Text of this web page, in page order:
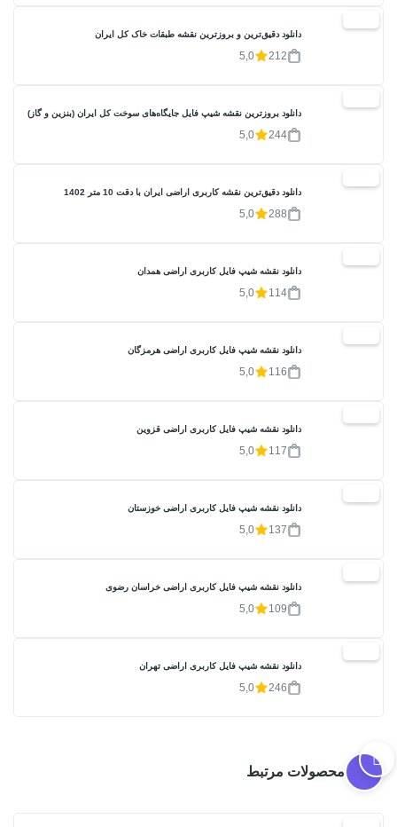
دانلود دقیق‌ترین و بروزترین نقشه طبقات خاک کل ایران
212
5,0
دانلود بروزترین نقشه شیپ فایل جایگاه‌های سوخت کل ایران (بنزین و گاز)
244
5,0
دانلود دقیق‌ترین نقشه کاربری اراضی ایران با دقت 10 متر 1402
288
5,0
دانلود نقشه شیپ فایل کاربری اراضی همدان
114
5,0
دانلود نقشه شیپ فایل کاربری اراضی هرمزگان
116
5,0
دانلود نقشه شیپ فایل کاربری اراضی قزوین
117
5,0
دانلود نقشه شیپ فایل کاربری اراضی خوزستان
137
5,0
دانلود نقشه شیپ فایل کاربری اراضی خراسان رضوی
109
5,0
دانلود نقشه شیپ فایل کاربری اراضی تهران
246
5,0
محصولات مرتبط